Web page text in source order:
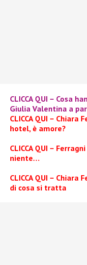
CLICCA QUI – Cosa
Giulia Valentina a
CLICCA QUI –
hotel, è amore?
CLICCA QUI –
niente…
CLICCA QUI –
di cosa si tratta